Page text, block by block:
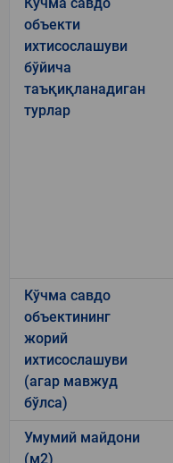
объекти
ихтисослашуви
бўйича
таъқиқланадиган
турлар
Кўчма савдо
объектининг
жорий
ихтисослашуви
(агар мавжуд
бўлса)
Умумий майдони
(м2)